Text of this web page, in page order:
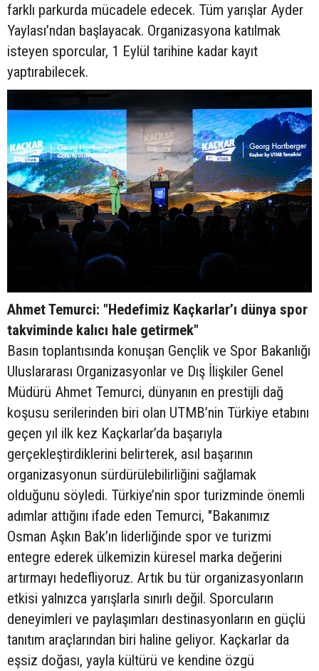
farklı parkurda mücadele edecek. Tüm yarışlar Ayder
Yaylası’ndan başlayacak. Organizasyona katılmak
isteyen sporcular, 1 Eylül tarihine kadar kayıt
yaptırabilecek.
Ahmet Temurci: "Hedefimiz Kaçkarlar’ı dünya spor
takviminde kalıcı hale getirmek"
Basın toplantısında konuşan Gençlik ve Spor Bakanlığı
Uluslararası Organizasyonlar ve Dış İlişkiler Genel
Müdürü Ahmet Temurci, dünyanın en prestijli dağ
koşusu serilerinden biri olan UTMB’nin Türkiye etabını
geçen yıl ilk kez Kaçkarlar’da başarıyla
gerçekleştirdiklerini belirterek, asıl başarının
organizasyonun sürdürülebilirliğini sağlamak
olduğunu söyledi. Türkiye’nin spor turizminde önemli
adımlar attığını ifade eden Temurci, "Bakanımız
Osman Aşkın Bak’ın liderliğinde spor ve turizmi
entegre ederek ülkemizin küresel marka değerini
artırmayı hedefliyoruz. Artık bu tür organizasyonların
etkisi yalnızca yarışlarla sınırlı değil. Sporcuların
deneyimleri ve paylaşımları destinasyonların en güçlü
tanıtım araçlarından biri haline geliyor. Kaçkarlar da
eşsiz doğası, yayla kültürü ve kendine özgü